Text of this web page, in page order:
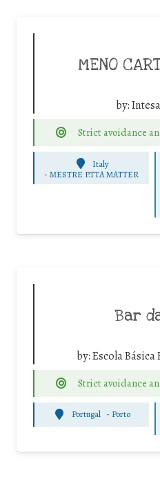
MENO
by:
Strict avoidance
Italy
-MESTRE P.TTA MATTER
Bar
by:Escola
Strict avoidance
Portugal - Porto